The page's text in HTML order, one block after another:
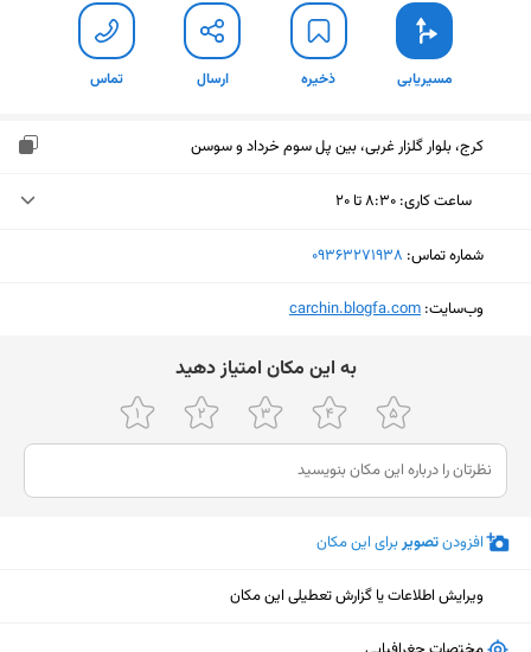
مسیریابی ذخیره ارسال تماس
کرج، بلوار گلزار غربی، بین پل سوم خرداد و سوسن
ساعت کاری: ۸:۳۰ تا ۲۰
یکشنبه (امروز)
پنجشنبه
۸:۳۰ تا ۲۰
جمعه
۸:۳۰ تا ۱۸
شنبه
شماره تماس: ‎09363271938
وب‌سایت: ‎carchin.blogfa.com
ﺑﻪ اﯾﻦ ﻣﮑﺎن اﻣﺘﯿﺎز دﻫﯿﺪ
افزودنتصویربرای این مکان
ویرایش اطلاعات یا گزارش تعطیلی این مکان